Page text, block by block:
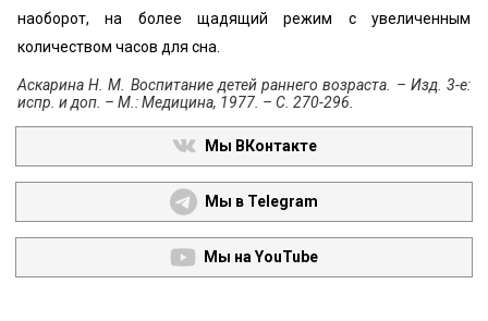
наоборот, на более щадящий режим с увеличенным
количеством часов для сна.
Аскарина Н. М. Воспитание детей раннего возраста. – Изд. 3-е:
испр. и доп. – М.: Медицина, 1977. – С. 270-296.
Мы ВКонтакте
Мы в Telegram
Мы на YouTube